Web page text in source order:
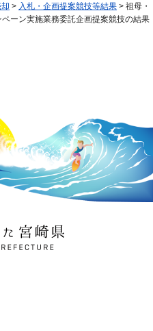
> 入札・企画提案競技等結果 > 祖母・
ーン実施業務委託企画提案競技の結果
崎県